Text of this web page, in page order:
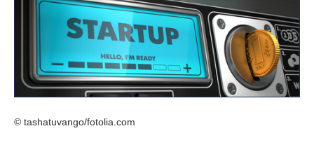
© tashatuvango/fotolia.com